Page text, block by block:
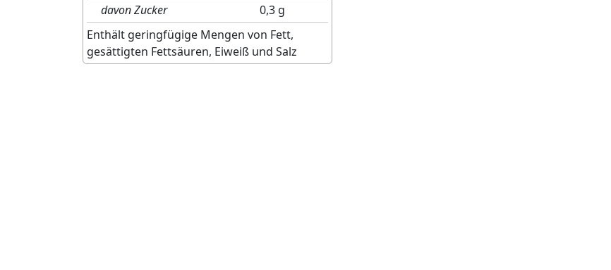
davon Zucker
0,3 g
Enthält geringfügige Mengen von Fett,
gesättigten Fettsäuren, Eiweiß und Salz